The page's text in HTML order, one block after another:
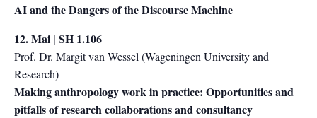
AI and the Dangers of the Discourse Machine
12. Mai | SH 1.106
Prof. Dr. Margit van Wessel (Wageningen University and
Research)
Making anthropology work in practice: Opportunities and
pitfalls of research collaborations and consultancy